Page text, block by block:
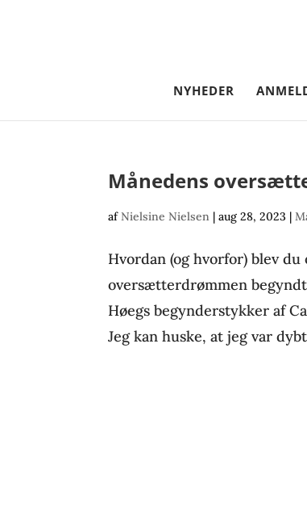
NYHEDER
Månedens
afNielsine Nielsen |aug 28, 2023 |
Hvordan (og hvorfor) blev
oversætterdrømmen
Høegs begynderstykker af
Jeg kan huske, at jeg var